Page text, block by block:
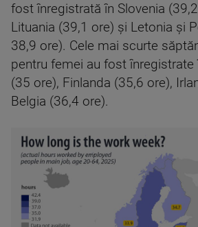
fost înregistrată în Slovenia
Lituania (39,1 ore) şi Letonia şi
38,9 ore). Cele mai scurte
pentru femei au fost înregistrate
(35 ore), Finlanda (35,6 ore),
Belgia (36,4 ore).